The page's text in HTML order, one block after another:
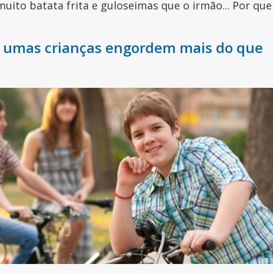
batata frita e guloseimas que o irmão... Por que
umas crianças engordem mais do que